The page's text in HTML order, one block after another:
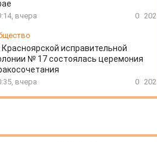
вчера 0 202
Красноярской исправительной
№ 17 состоялась церемония
вчера 0 202